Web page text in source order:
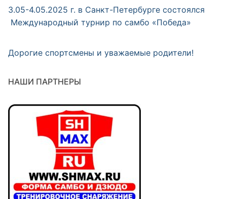
3.05-4.05.2025 г. в Санкт-Петербурге состоялся
Международный турнир по самбо «Победа»
Дорогие спортсмены и уважаемые родители!
НАШИ ПАРТНЕРЫ